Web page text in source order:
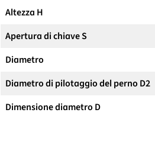
Altezza H
Apertura di chiave S
Diametro
Diametro di pilotaggio del perno D2
Dimensione diametro D